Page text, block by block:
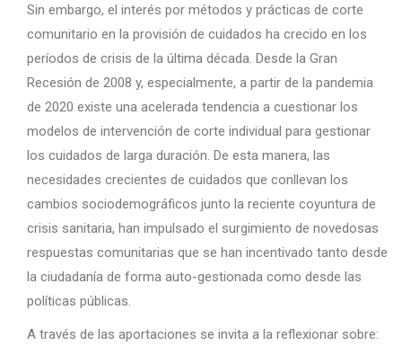
Sin embargo, el interés por métodos y prácticas de corte
comunitario en la provisión de cuidados ha crecido en los
períodos de crisis de la última década. Desde la Gran
Recesión de 2008 y, especialmente, a partir de la pandemia
de 2020 existe una acelerada tendencia a cuestionar los
modelos de intervención de corte individual para gestionar
los cuidados de larga duración. De esta manera, las
necesidades crecientes de cuidados que conllevan los
cambios sociodemográficos junto la reciente coyuntura de
crisis sanitaria, han impulsado el surgimiento de novedosas
respuestas comunitarias que se han incentivado tanto desde
la ciudadanía de forma auto-gestionada como desde las
políticas públicas.
A través de las aportaciones se invita a la reflexionar sobre: